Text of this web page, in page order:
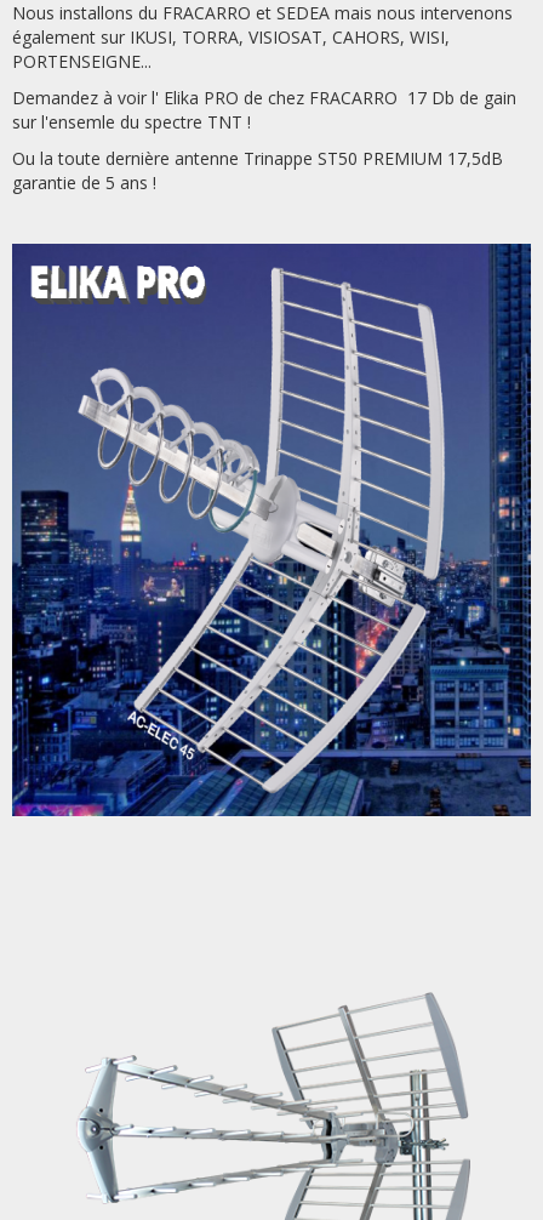
Nous installons du FRACARRO et SEDEA mais nous intervenons
également sur IKUSI, TORRA, VISIOSAT, CAHORS, WISI,
PORTENSEIGNE...
Demandez à voir l' Elika PRO de chez FRACARRO 17 Db de gain
sur l'ensemle du spectre TNT !
Ou la toute dernière antenne Trinappe ST50 PREMIUM 17,5dB
garantie de 5 ans !